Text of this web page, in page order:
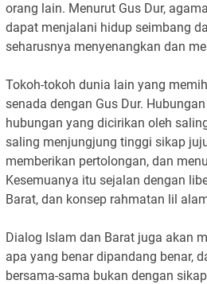
orang lain. Menurut Gus Dur,
dapat menjalani hidup seimbang
seharusnya menyenangkan dan
Tokoh-tokoh dunia lain yang
senada dengan Gus Dur.
hubungan yang dicirikan oleh
saling menjungjung tinggi sikap
memberikan pertolongan, dan
Kesemuanya itu sejalan dengan
Barat, dan konsep rahmatan lil
Dialog Islam dan Barat juga akan
apa yang benar dipandang benar,
bersama-sama bukan dengan